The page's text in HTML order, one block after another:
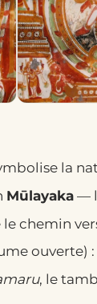
la
Mūlayaka—
chemin
ouverte)
, le